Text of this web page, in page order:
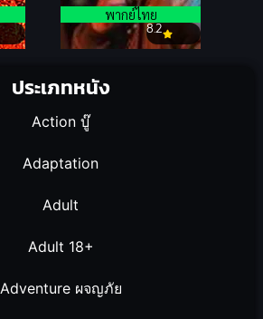
ประเภทหนัง
Action บู๊
Adaptation
Adult
Adult 18+
Adventure ผจญภัย
8.2
พากย์ไทย